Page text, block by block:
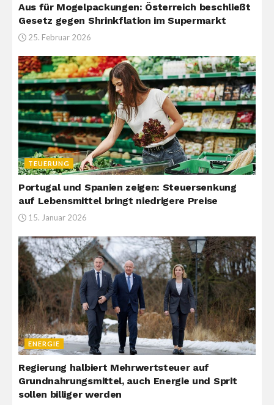
Aus für Mogelpackungen: Österreich beschließt
Gesetz gegen Shrinkflation im Supermarkt
25. Februar 2026
TEUERUNG
Portugal und Spanien zeigen: Steuersenkung
auf Lebensmittel bringt niedrigere Preise
15. Januar 2026
ENERGIE
Regierung halbiert Mehrwertsteuer auf
Grundnahrungsmittel, auch Energie und Sprit
sollen billiger werden